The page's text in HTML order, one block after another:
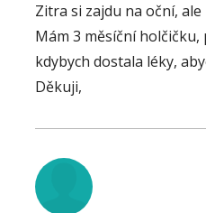
Zitra si zajdu na oční,
Mám 3 měsíční
kdybych dostala léky,
Děkuji,